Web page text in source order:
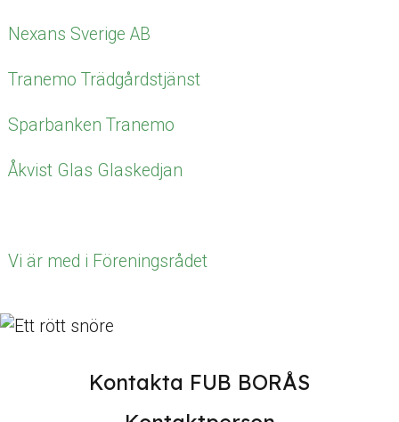
Nexans Sverige AB
Tranemo Trädgårdstjänst
Sparbanken Tranemo
Åkvist Glas Glaskedjan
Vi är med i Föreningsrådet
Kontakta FUB BORÅS